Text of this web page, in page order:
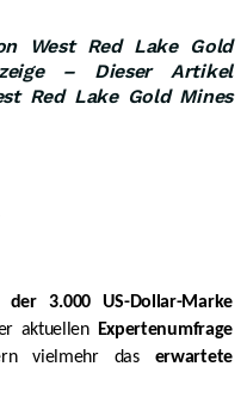
West Red Lake Gold
– Dieser Artikel
Red Lake Gold Mines
der 3.000 US-Dollar-Marke
aktuellen Expertenumfrage
vielmehr das erwartete